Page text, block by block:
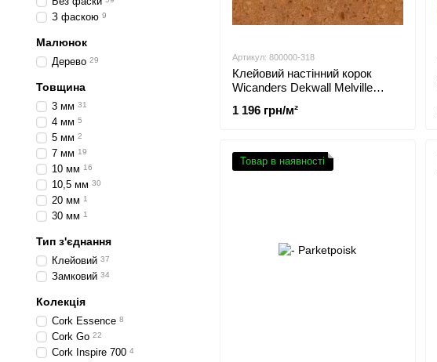
Артикул: 800000-318
Клейовий настінний корок
Wicanders Dekwall Melville
1 196 грн/м²
Товар в наявності
З фаскою 9
Малюнок
Дерево 29
Товщина
3 мм 31
4 мм 5
5 мм 2
7 мм 19
10 мм 16
10,5 мм 30
20 мм 1
30 мм 1
Тип з'єднання
Клейовий 37
Замковий 34
Колекція
Cork Essence 8
Cork Go 22
Cork Inspire 700 4